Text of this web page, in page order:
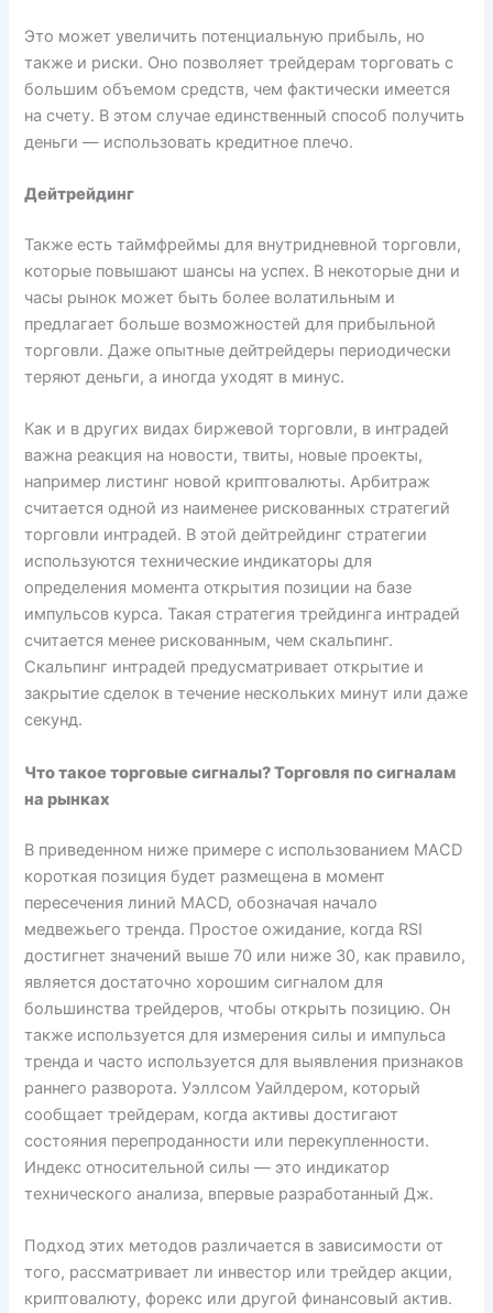
Это может увеличить потенциальную прибыль, но
также и риски. Оно позволяет трейдерам торговать с
большим объемом средств, чем фактически имеется
на счету. В этом случае единственный способ получить
деньги — использовать кредитное плечо.
Дейтрейдинг
Также есть таймфреймы для внутридневной торговли,
которые повышают шансы на успех. В некоторые дни и
часы рынок может быть более волатильным и
предлагает больше возможностей для прибыльной
торговли. Даже опытные дейтрейдеры периодически
теряют деньги, а иногда уходят в минус.
Как и в других видах биржевой торговли, в интрадей
важна реакция на новости, твиты, новые проекты,
например листинг новой криптовалюты. Арбитраж
считается одной из наименее рискованных стратегий
торговли интрадей. В этой дейтрейдинг стратегии
используются технические индикаторы для
определения момента открытия позиции на базе
импульсов курса. Такая стратегия трейдинга интрадей
считается менее рискованным, чем скальпинг.
Скальпинг интрадей предусматривает открытие и
закрытие сделок в течение нескольких минут или даже
секунд.
Что такое торговые сигналы? Торговля по сигналам
на рынках
В приведенном ниже примере с использованием MACD
короткая позиция будет размещена в момент
пересечения линий MACD, обозначая начало
медвежьего тренда. Простое ожидание, когда RSI
достигнет значений выше 70 или ниже 30, как правило,
является достаточно хорошим сигналом для
большинства трейдеров, чтобы открыть позицию. Он
также используется для измерения силы и импульса
тренда и часто используется для выявления признаков
раннего разворота. Уэллсом Уайлдером, который
сообщает трейдерам, когда активы достигают
состояния перепроданности или перекупленности.
Индекс относительной силы — это индикатор
технического анализа, впервые разработанный Дж.
Подход этих методов различается в зависимости от
того, рассматривает ли инвестор или трейдер акции,
криптовалюту, форекс или другой финансовый актив.